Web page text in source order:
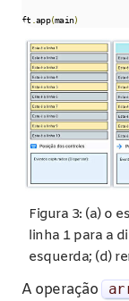
ft app(main)
Figura 3: (a) o
linha 1 para a
esquerda; (d)
A operação